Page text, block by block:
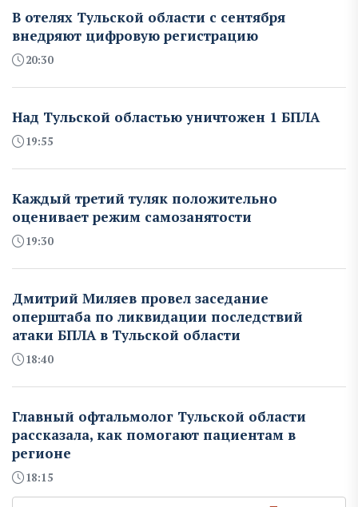
В отелях Тульской области с сентября
внедряют цифровую регистрацию
20:30
Над Тульской областью уничтожен 1 БПЛА
19:55
Каждый третий туляк положительно
оценивает режим самозанятости
19:30
Дмитрий Миляев провел заседание
оперштаба по ликвидации последствий
атаки БПЛА в Тульской области
18:40
Главный офтальмолог Тульской области
рассказала, как помогают пациентам в
регионе
18:15